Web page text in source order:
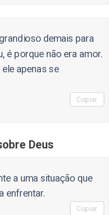
demais para
é porque não era amor.
apenas se
Copiar
Deus
a uma situação que
enfrentar.
Copiar